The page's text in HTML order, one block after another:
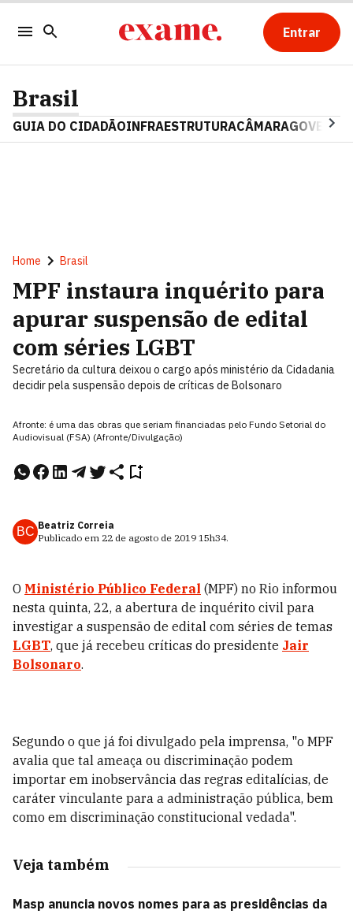
Entrar
Brasil
GUIA DO CIDADÃOINFRAESTRUTURACÂMARAGOVERNO
Home Brasil
MPF instaura inquérito para
apurar suspensão de edital
com séries LGBT
Secretário da cultura deixou o cargo após ministério da Cidadania
decidir pela suspensão depois de críticas de Bolsonaro
Afronte: é uma das obras que seriam financiadas pelo Fundo Setorial do
Audiovisual (FSA) (Afronte/Divulgação)
BC Beatriz Correia
Publicado em 22 de agosto de 2019 15h34.
O Ministério Público Federal (MPF) no Rio informou
nesta quinta, 22, a abertura de inquérito civil para
investigar a suspensão de edital com séries de temas
LGBT, que já recebeu críticas do presidente Jair
Bolsonaro.
Segundo o que já foi divulgado pela imprensa, "o MPF
avalia que tal ameaça ou discriminação podem
importar em inobservância das regras editalícias, de
caráter vinculante para a administração pública, bem
como em discriminação constitucional vedada".
Veja também
Masp anuncia novos nomes para as presidências da